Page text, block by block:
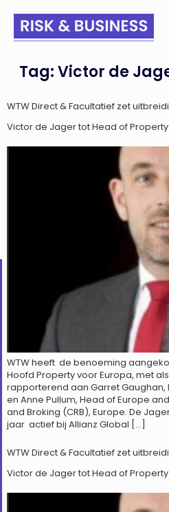
Tag:Victor de
WTW Direct & Facultatief zet
Victor de Jager tot Head of
WTW heeft de benoeming
Hoofd Property voor Europa, met
rapporterend aan Garret Gaughan,
en Anne Pullum, Head of Europe
and Broking (CRB), Europe. De
jaar actief bij Allianz Global […]
WTW Direct & Facultatief zet
Victor de Jager tot Head of